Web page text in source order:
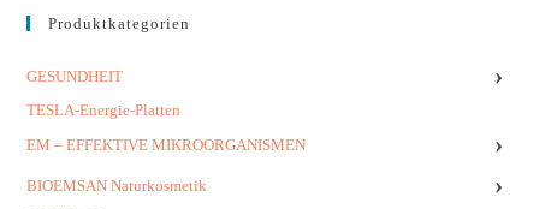
Produktkategorien
GESUNDHEIT ›
TESLA-Energie-Platten
EM – EFFEKTIVE MIKROORGANISMEN
›
BIOEMSAN Naturkosmetik ›